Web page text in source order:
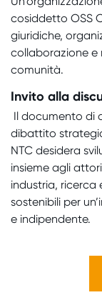
cosiddetto OSS
giuridiche,
collaborazione e
comunità.
Invito alla
Il documento di
dibattito
NTC desidera
insieme agli
industria, ricerca
sostenibili per
e indipendente.